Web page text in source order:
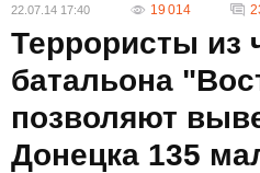
22.07.14 17:40 19 014
Террористы из
батальона
позволяют
Донецка 135